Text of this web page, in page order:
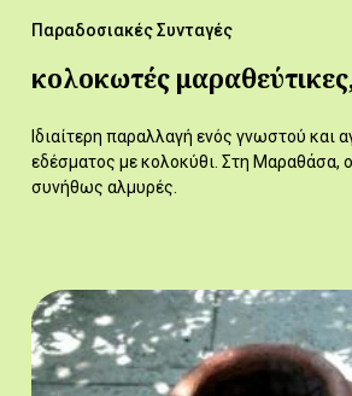
Παραδοσιακές Συνταγές
κολοκωτές
Ιδιαίτερη παραλλαγή ενός γνωστού και
εδέσματος με κολοκύθι. Στη Μαραθάσα,
συνήθως αλμυρές.